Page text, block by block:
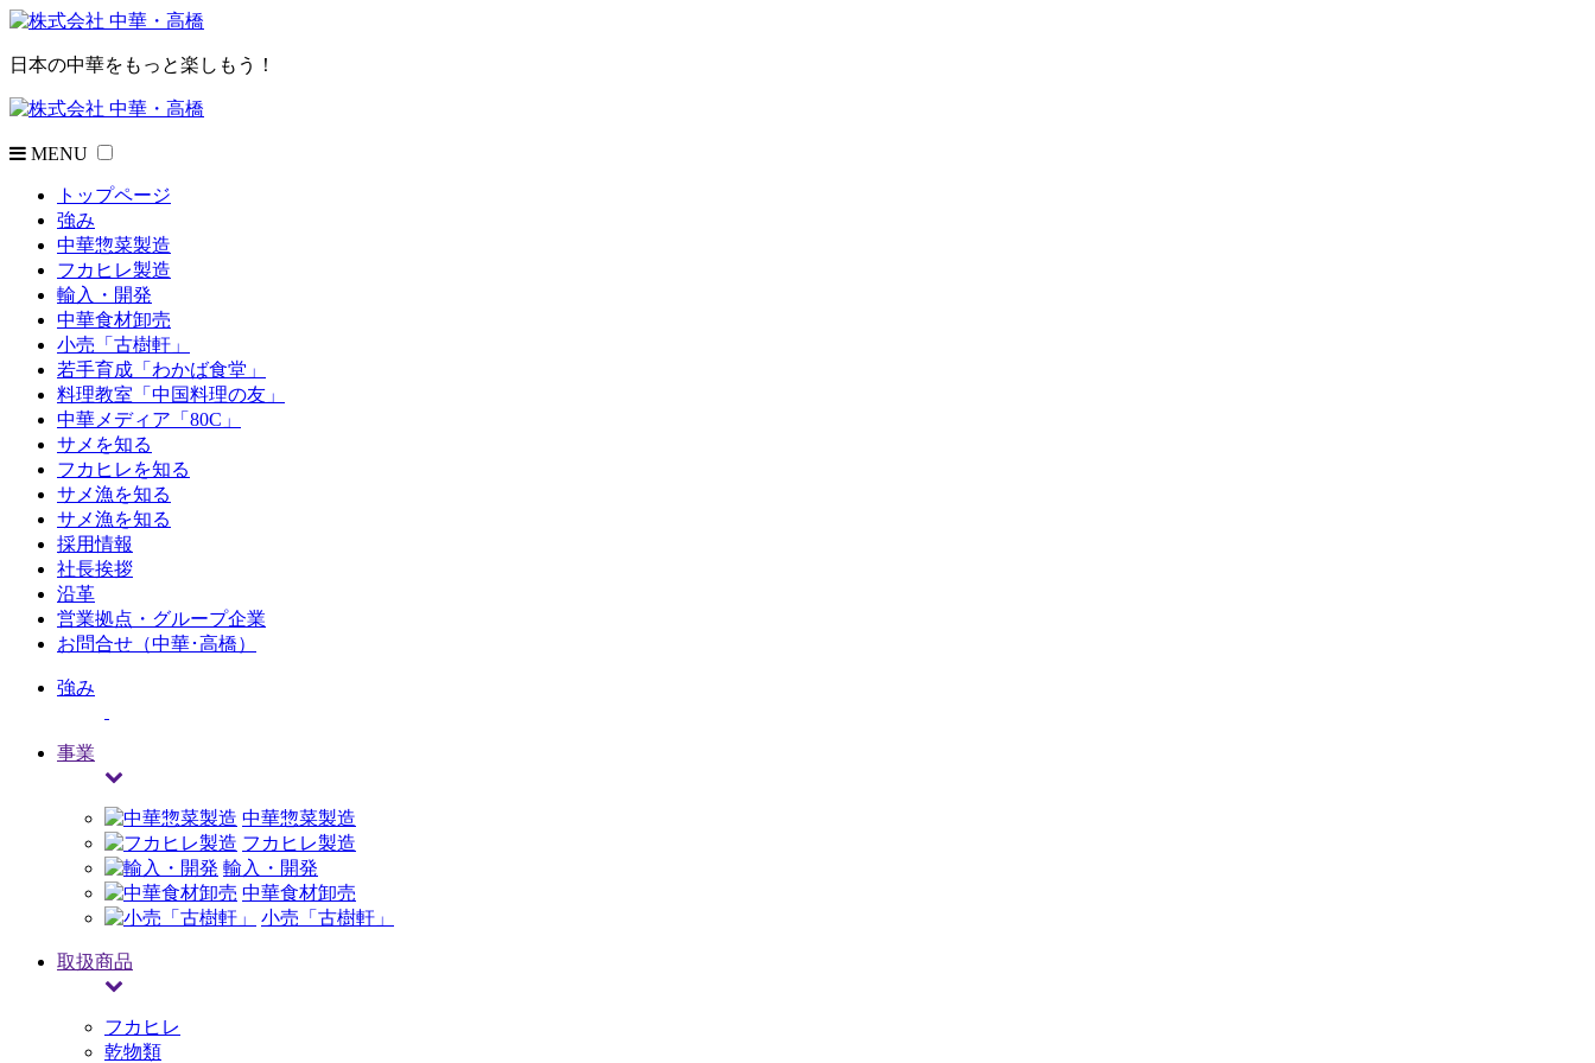
日本の中華をもっと楽しもう！
MENU
トップページ
強み
中華惣菜製造
フカヒレ製造
輸入・開発
中華食材卸売
小売「古樹軒」
若手育成「わかば食堂」
料理教室「中国料理の友」
中華メディア「80C」
サメを知る
フカヒレを知る
サメ漁を知る
サメ漁を知る
採用情報
社長挨拶
沿革
営業拠点・グループ企業
お問合せ（中華･高橋）
強み
事業
中華惣菜製造
フカヒレ製造
輸入・開発
中華食材卸売
小売「古樹軒」
取扱商品
フカヒレ
乾物類